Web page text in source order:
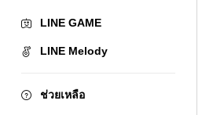
LINE GAME
LINE Melody
ช่วยเหลือ